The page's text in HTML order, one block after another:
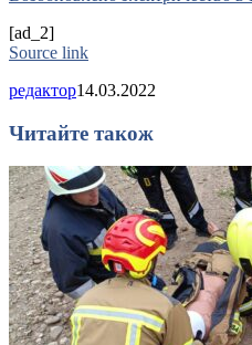
[ad_2]
Source link
редактор14.03.2022
Читайте також